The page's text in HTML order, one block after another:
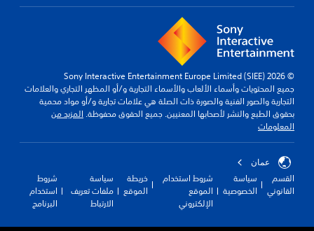
© 2026 Sony Interactive Entertainment Europe Limited (SIEE)
جميع المحتويات وأسماء الألعاب والأسماء التجارية و/أو المظهر التجاري والعلامات
التجارية والصور الفنية والصورة ذات الصلة هي علامات تجارية و/أو مواد محمية
بحقوق الطبع والنشر لأصحابها المعنيين. جميع الحقوق محفوظة. المزيد من
المعلومات
عمان
القسم
القانوني
سياسة
الخصوصية
شروط استخدام
الموقع
الإلكتروني
خريطة
الموقع
سياسة
ملفات تعريف
الارتباط
شروط
استخدام
البرنامج